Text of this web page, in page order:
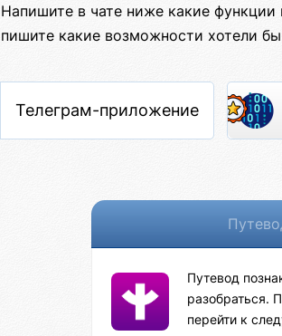
Напишите в чате ниже какие
пишите какие возможности хотели
Телеграм-приложение
Путевод
разобраться.
перейти к